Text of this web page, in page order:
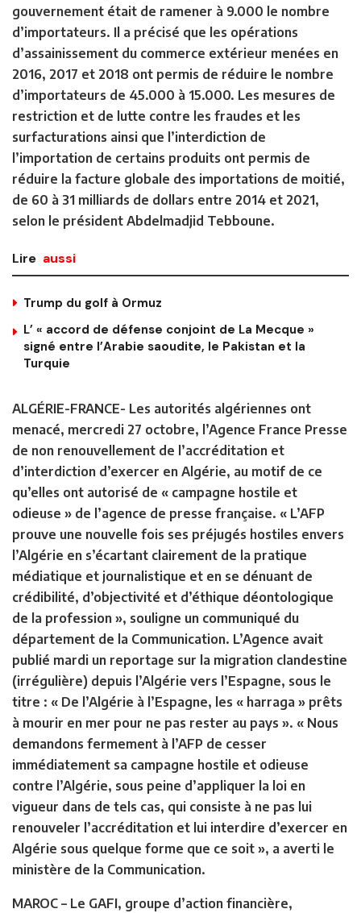
gouvernement était de ramener à 9.000 le nombre
d’importateurs. Il a précisé que les opérations
d’assainissement du commerce extérieur menées en
2016, 2017 et 2018 ont permis de réduire le nombre
d’importateurs de 45.000 à 15.000. Les mesures de
restriction et de lutte contre les fraudes et les
surfacturations ainsi que l’interdiction de
l’importation de certains produits ont permis de
réduire la facture globale des importations de moitié,
de 60 à 31 milliards de dollars entre 2014 et 2021,
selon le président Abdelmadjid Tebboune.
Lire aussi
Trump du golf à Ormuz
L’ « accord de défense conjoint de La Mecque »
signé entre l’Arabie saoudite, le Pakistan et la
Turquie
ALGÉRIE-FRANCE- Les autorités algériennes ont
menacé, mercredi 27 octobre, l’Agence France Presse
de non renouvellement de l’accréditation et
d’interdiction d’exercer en Algérie, au motif de ce
qu’elles ont autorisé de « campagne hostile et
odieuse » de l’agence de presse française. « L’AFP
prouve une nouvelle fois ses préjugés hostiles envers
l’Algérie en s’écartant clairement de la pratique
médiatique et journalistique et en se dénuant de
crédibilité, d’objectivité et d’éthique déontologique
de la profession », souligne un communiqué du
département de la Communication. L’Agence avait
publié mardi un reportage sur la migration clandestine
(irrégulière) depuis l’Algérie vers l’Espagne, sous le
titre : « De l’Algérie à l’Espagne, les « harraga » prêts
à mourir en mer pour ne pas rester au pays ». « Nous
demandons fermement à l’AFP de cesser
immédiatement sa campagne hostile et odieuse
contre l’Algérie, sous peine d’appliquer la loi en
vigueur dans de tels cas, qui consiste à ne pas lui
renouveler l’accréditation et lui interdire d’exercer en
Algérie sous quelque forme que ce soit », a averti le
ministère de la Communication.
MAROC – Le GAFI, groupe d’action financière,